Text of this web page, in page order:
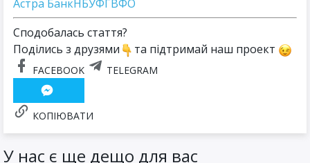
Астра БанкНБУФГВФО
Сподобалась стаття?
Поділись з друзями
та підтримай наш проект
FACEBOOK TELEGRAM
КОПІЮВАТИ
У нас є ще дещо для вас